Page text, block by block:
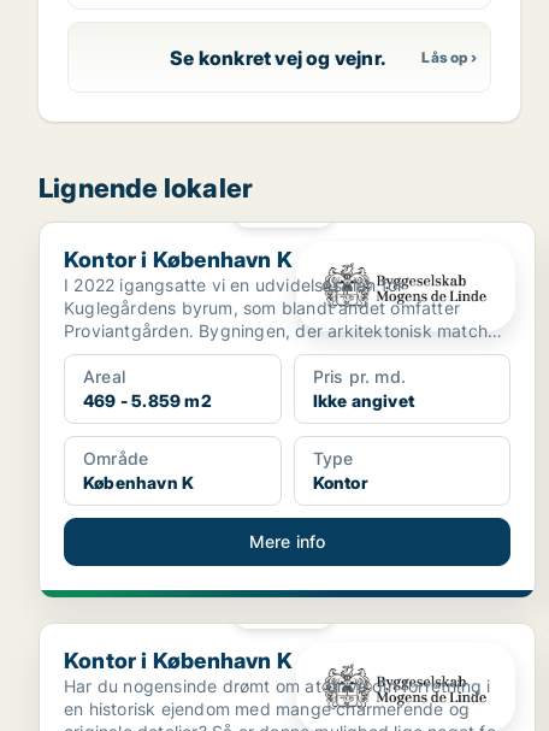
Se konkret vej og vejnr.
Lignende lokaler
Kontor i København K
Kontor i København K
I 2022 igangsatte vi en udvidelsesplan for
Kuglegårdens byrum, som blandt andet omfatter
Proviantgården. Bygningen, der arkitektonisk matcher
områdets mariti...
Areal
469 - 5.859 m2
Pris pr. md.
Ikke angivet
Område
København K
Type
Kontor
Mere info
Kontor i København K
Kontor i København K
Har du nogensinde drømt om at drive din forretning i
en historisk ejendom med mange charmerende og